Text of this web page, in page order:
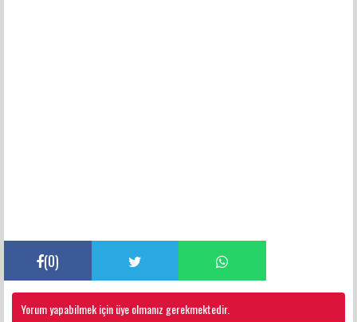
(0)
Yorum yapabilmek için üye olmanız gerekmektedir.